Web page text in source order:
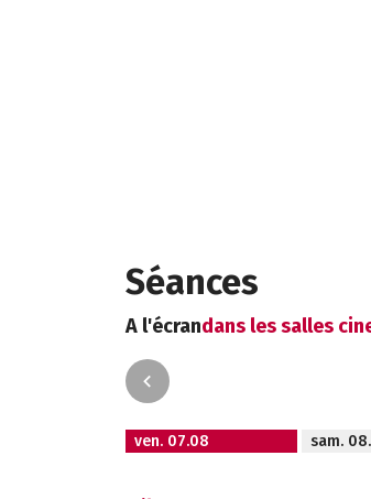
Séances
A l'écrandans les salles
ven. 07.08 sam.